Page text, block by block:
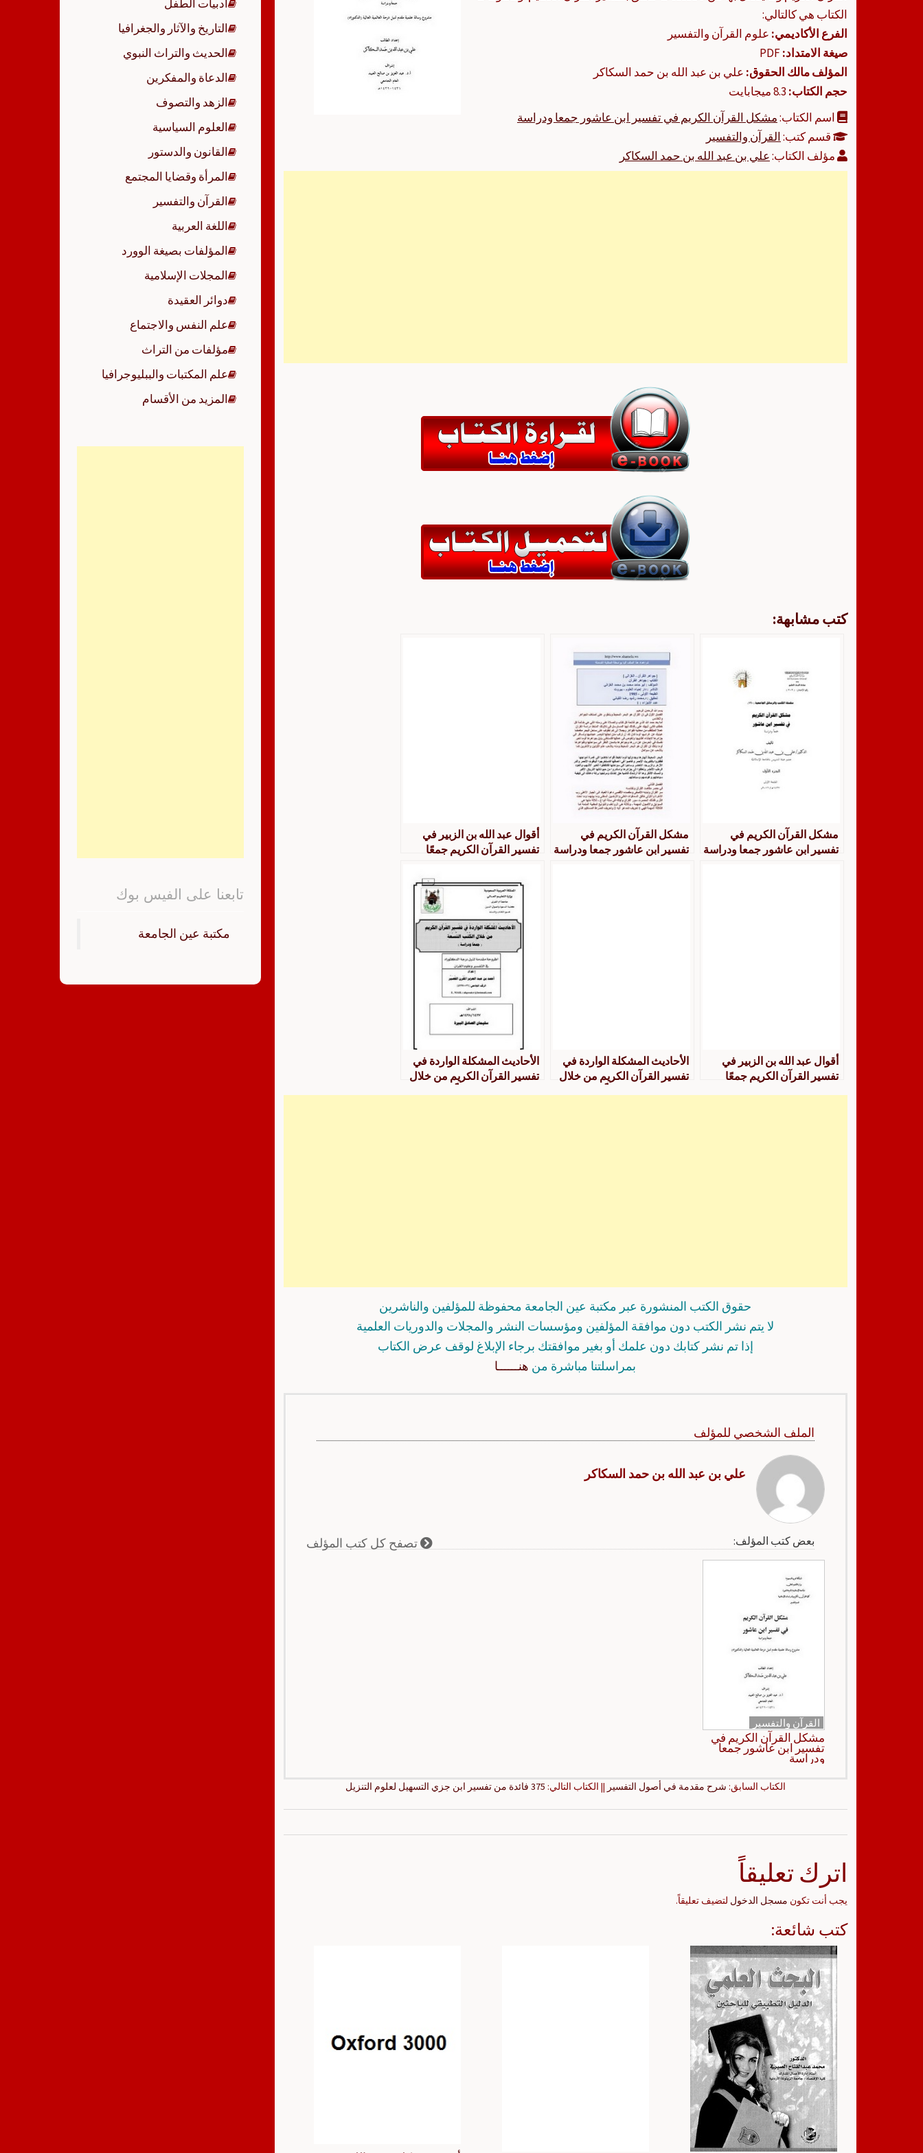
الكتاب هي كالتالي:
الفرع الأكاديمي: علوم القرآن والتفسير
صيغة الامتداد:
المؤلف مالك الحقوق: علي بن عبد الله بن حمد السكاكر
حجم الكتاب:
اسم الكتاب:مشكل القرآن الكريم في تفسير ابن عاشور جمعا ودراسة
قسم كتب:القرآن والتفسير
مؤلف الكتاب:علي بن عبد الله بن حمد السكاكر
كتب مشابهة:
مشكل القرآن الكريم في
تفسير ابن عاشور جمعا ودراسة
مشكل القرآن الكريم في
تفسير ابن عاشور جمعا ودراسة
أقوال عبد الله بن الزبير في
تفسير القرآن الكريم جمعًا
أقوال عبد الله بن الزبير في
تفسير القرآن الكريم جمعًا
الأحاديث المشكلة الواردة في
تفسير القرآن الكريم من خلال
الأحاديث المشكلة الواردة في
تفسير القرآن الكريم من خلال
حقوق الكتب المنشورة عبر مكتبة عين الجامعة محفوظة للمؤلفين والناشرين
لا يتم نشر الكتب دون موافقة المؤلفين ومؤسسات النشر والمجلات والدوريات العلمية
إذا تم نشر كتابك دون علمك أو بغير موافقتك برجاء الإبلاغ لوقف عرض الكتاب
بمراسلتنا مباشرة من هنــــــا
الملف الشخصي للمؤلف
علي بن عبد الله بن حمد السكاكر
بعض كتب المؤلف: تصفح كل كتب المؤلف
القرآن والتفسير
مشكل القرآن الكريم في
تفسير ابن عاشور جمعا
ودراسة
الكتاب السابق: شرح مقدمة في أصول التفسير || الكتاب التالي: 375 فائدة من تفسير ابن جزي التسهيل لعلوم التنزيل
اترك تعليقاً
يجب أنت تكون مسجل الدخول لتضيف تعليقاً.
كتب شائعة:
أدبيات الطفل
التاريخ والآثار والجغرافيا
الحديث والتراث النبوي
الدعاة والمفكرين
الزهد والتصوف
العلوم السياسية
القانون والدستور
المرأة وقضايا المجتمع
القرآن والتفسير
اللغة العربية
المؤلفات بصيغة الوورد
المجلات الإسلامية
دوائر العقيدة
علم النفس والاجتماع
مؤلفات من التراث
علم المكتبات والببليوجرافيا
المزيد من الأقسام
تابعنا على الفيس بوك
‏مكتبة عين الجامعة‏